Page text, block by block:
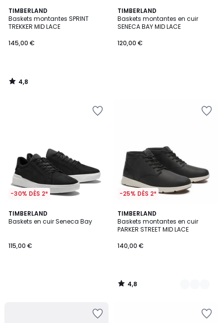
TIMBERLAND
Baskets montantes SPRINT
TREKKER MID LACE
€.
145,00 €
4,8
/ 5
4,8
/
TIMBERLAND
Baskets montantes en cuir
SENECA BAY MID LACE
120,00 €
-30% DÈS 2*
TIMBERLAND
Baskets en cuir Seneca Bay
115,00 €
-25% DÈS 2*
TIMBERLAND
Baskets montantes en cuir
PARKER STREET MID LACE
140,00 €
4,8
/ 5
2
Couleurs
4,8
/